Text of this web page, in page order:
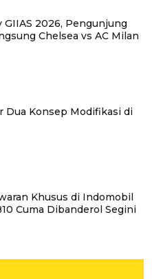
2026, Pengunjung
Chelsea vs AC Milan
Dua Konsep Modifikasi di
Khusus di Indomobil
Cuma Dibanderol Segini